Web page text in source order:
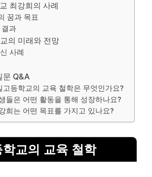
최강희의 사례
꿈과 목표
결과
의 미래와 전망
사례
문 Q&A
고등학교의 교육 철학은 무엇인가요?
들은 어떤 활동을 통해 성장하나요?
희는 어떤 목표를 가지고 있나요?
교의 교육 철학